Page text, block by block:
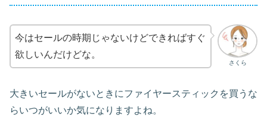
さくら
今はセールの時期じゃないけどできればすぐ
欲しいんだけどな。
大きいセールがないときにファイヤースティックを買うな
らいつがいいか気になりますよね。